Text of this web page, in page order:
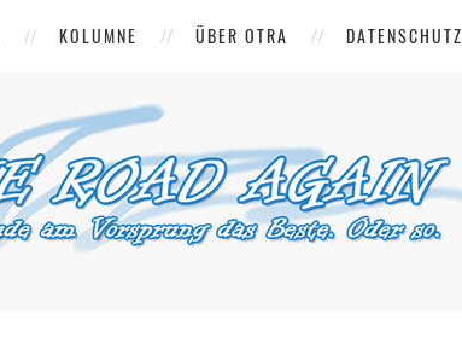
KOLUMNE ÜBER OTRA DATENSCHUTZ